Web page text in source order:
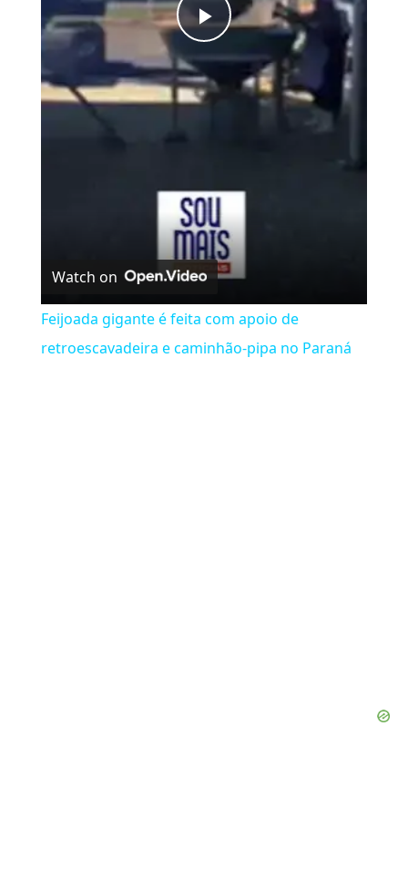
Play
Video
Watch on
Feijoada gigante é feita com apoio de
retroescavadeira e caminhão-pipa no Paraná